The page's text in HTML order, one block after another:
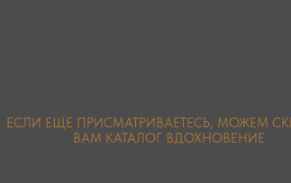
ЕСЛИ ЕЩЕ ПРИСМАТРИВАЕТЕСЬ, МОЖЕМ
ВАМ КАТАЛОГ ВДОХНОВЕНИЕ